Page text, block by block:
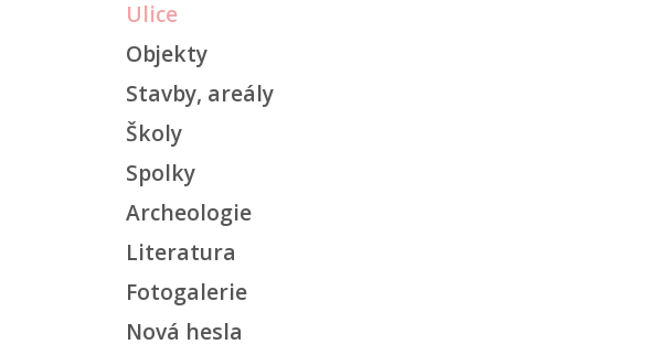
Ulice
Objekty
Stavby, areály
Školy
Spolky
Archeologie
Literatura
Fotogalerie
Nová hesla